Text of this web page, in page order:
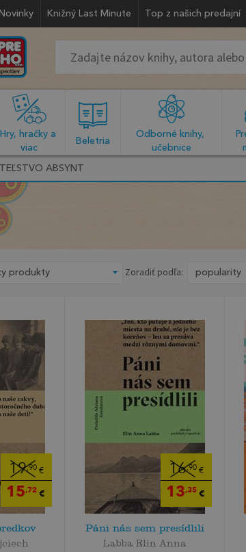
Novinky Knižný Last Minute Top z našich predajní
Hry, hračky a
viac
Beletria
Odborné knihy,
učebnice
ABSYNT
Zoradiť podľa:
19,90 €
15,72 €
16,90 €
13,35 €
Páni nás sem presídlili
Labba Elin Anna